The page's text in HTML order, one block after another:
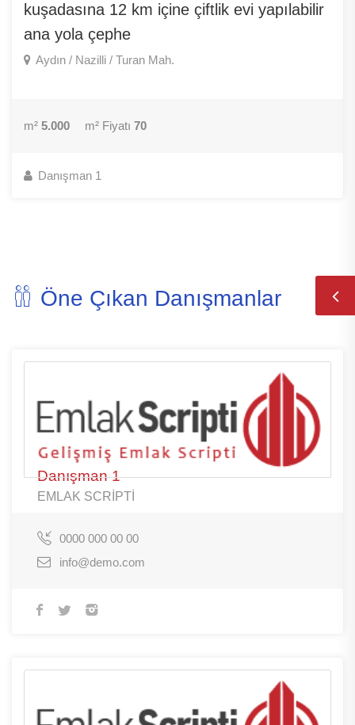
kuşadasına 12 km içine çiftlik evi yapılabilir
ana yola çephe
Aydın / Nazilli / Turan Mah.
m² 5.000 m² Fiyatı 70
Danışman 1
Öne Çıkan Danışmanlar
Danışman 1
EMLAK SCRİPTİ
0000 000 00 00
info@demo.com